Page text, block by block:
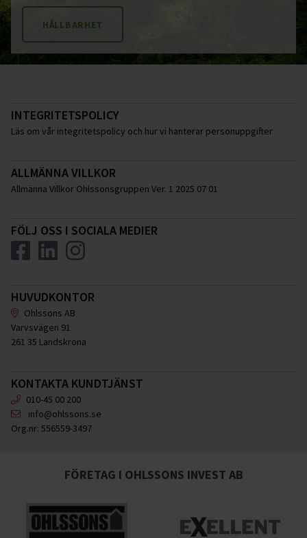
HÅLLBARHET
INTEGRITETSPOLICY
Läs om vår integritetspolicy och hur vi hanterar personuppgifter
ALLMÄNNA VILLKOR
Allmänna Villkor Ohlssonsgruppen Ver. 1 2025 07 01
FÖLJ OSS I SOCIALA MEDIER
HUVUDKONTOR
Ohlssons AB
Varvsvägen 91
261 35 Landskrona
KONTAKTA KUNDTJÄNST
010-45 00 200
info@ohlssons.se
Org.nr: 556559-3497
FÖRETAG I OHLSSONS INVEST AB